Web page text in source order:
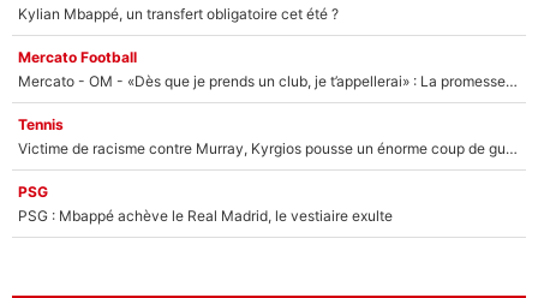
Kylian Mbappé, un transfert obligatoire cet été ?
Mercato Football
Mercato - OM - «Dès que je prends un club, je t’appellerai» : La promesse de Marcelino au moment de claquer la porte
Tennis
Victime de racisme contre Murray, Kyrgios pousse un énorme coup de gueule !
PSG
PSG : Mbappé achève le Real Madrid, le vestiaire exulte